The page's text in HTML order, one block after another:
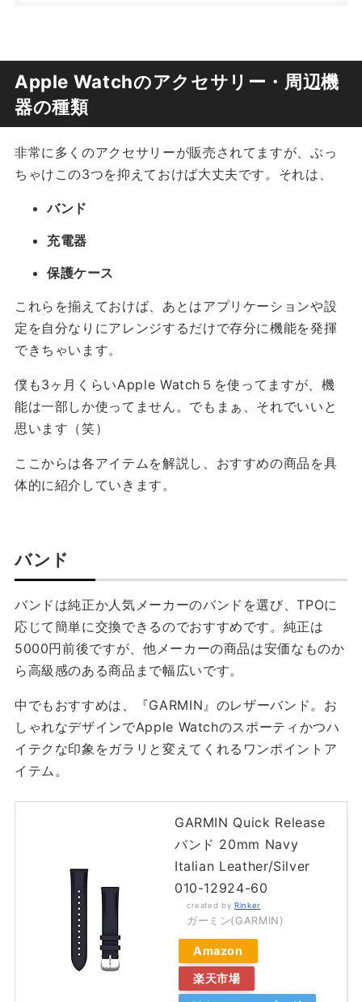
保護ケース
機器 まとめ
Apple Watchのアクセサリー・周辺機
器の種類
非常に多くのアクセサリーが販売されてますが、ぶっ
ちゃけこの3つを抑えておけば大丈夫です。それは、
バンド
充電器
保護ケース
これらを揃えておけば、あとはアプリケーションや設
定を自分なりにアレンジするだけで存分に機能を発揮
できちゃいます。
僕も3ヶ月くらいApple Watch５を使ってますが、機
能は一部しか使ってません。でもまぁ、それでいいと
思います（笑）
ここからは各アイテムを解説し、おすすめの商品を具
体的に紹介していきます。
バンド
バンドは純正か人気メーカーのバンドを選び、TPOに
応じて簡単に交換できるのでおすすめです。純正は
5000円前後ですが、他メーカーの商品は安価なものか
ら高級感のある商品まで幅広いです。
中でもおすすめは、『GARMIN』のレザーバンド。お
しゃれなデザインでApple Watchのスポーティかつハ
イテクな印象をガラリと変えてくれるワンポイントア
イテム。
GARMIN Quick Release
バンド 20mm Navy
Italian Leather/Silver
010-12924-60
created by Rinker
ガーミン(GARMIN)
Amazon
楽天市場